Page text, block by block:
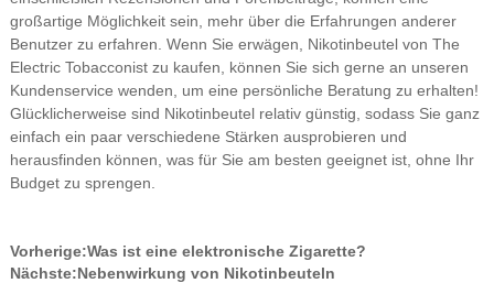
großartige Möglichkeit sein, mehr über die Erfahrungen anderer
Benutzer zu erfahren. Wenn Sie erwägen, Nikotinbeutel von The
Electric Tobacconist zu kaufen, können Sie sich gerne an unseren
Kundenservice wenden, um eine persönliche Beratung zu erhalten!
Glücklicherweise sind Nikotinbeutel relativ günstig, sodass Sie ganz
einfach ein paar verschiedene Stärken ausprobieren und
herausfinden können, was für Sie am besten geeignet ist, ohne Ihr
Budget zu sprengen.
Vorherige:Was ist eine elektronische Zigarette?
Nächste:Nebenwirkung von Nikotinbeuteln